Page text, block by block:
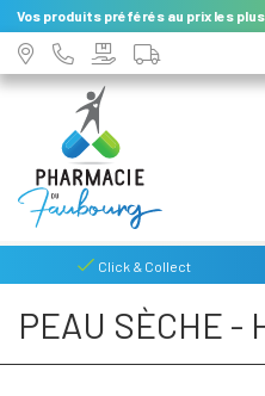
Vos produits préférés au prix les
Click & Collect
PEAU SÈCHE -